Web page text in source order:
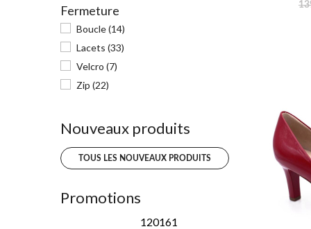
Moutarde
Doré(1)
Mangue
Bleu pastel(1)
8 cm(7)
8.5 cm(4)
10(1)
11(1)
Fermeture
Boucle(14)
Lacets (33)
Velcro (7)
Zip (22)
Nouveaux produits
TOUS LES NOUVEAUX PRODUITS
Promotions
120161